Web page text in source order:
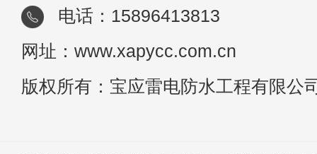
电话：15896413813
网址：www.xapycc.com.cn
版权所有：宝应雷电防水工程有限公